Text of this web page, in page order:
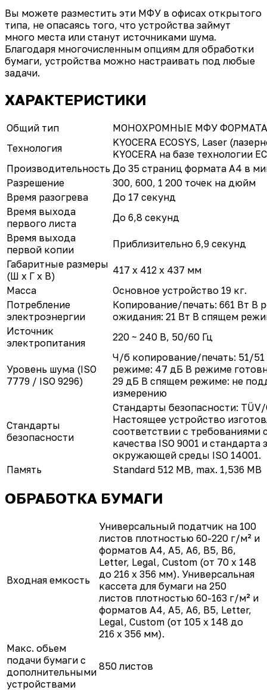
Вы можете разместить эти МФУ в офисах открытого
типа, не опасаясь того, что устройства займут
много места или станут источниками шума.
Благодаря многочисленным опциям для обработки
бумаги, устройства можно настраивать под любые
задачи.
ХАРАКТЕРИСТИКИ
Общий тип
МОНОХРОМНЫЕ МФУ ФОРМАТА
Технология
KYOCERA ECOSYS, Laser
KYOCERA на базе технологии
Производительность До 35 страниц формата А4 в
Разрешение
300, 600, 1 200 точек на дюйм
Время разогрева
До 17 секунд
Время выхода
первого листа
До 6,8 секунд
Время выхода
первой копии
Приблизительно 6,9 секунд
Габаритные размеры
(Ш x Г x В)
417 x 412 x 437 мм
Масса
Основное устройство 19 кг.
Потребление
электроэнергии
Копирование/печать: 661 Вт В
ожидания: 21 Вт В спящем
Источник
электропитания
220 ~ 240 В, 50/60 Гц
Уровень шума (ISO
7779 / ISO 9296)
Ч/б копирование/печать: 51/
режиме: 47 дБ В режиме
29 дБ В спящем режиме: не
измерению
Стандарты
безопасности
Стандарты безопасности: TÜV/
Настоящее устройство
соответствии с требованиями
качества ISO 9001 и стандарта
окружающей среды ISO 14001.
Память
Standard 512 MB, max. 1,536 MB
ОБРАБОТКА БУМАГИ
Входная емкость
Универсальный податчик на 100
листов плотностью 60-220 г/м² и
форматов A4, A5, A6, B5, B6,
Letter, Legal, Custom (от 70 x 148
до 216 x 356 мм). Универсальная
кассета для бумаги на 250
листов плотностью 60-163 г/м² и
форматов A4, A5, A6, B5, Letter,
Legal, Custom (от 105 x 148 до
216 x 356 мм).
Макс. обьем
подачи бумаги с
дополнительными
устройствами
850 листов